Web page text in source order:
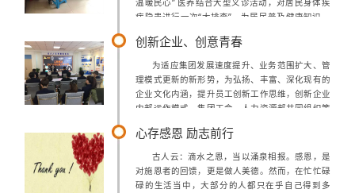
温暖民心” 医养结合大型义诊活动，对居民身体疾
病隐患进行一次“大排查”，为居民普及健康知识。
直秉承着“惠民、兴业、善政”...
创新企业、创意青春
为适应集团发展速度提升、业务范围扩大、管
理模式更新的新形势，为弘扬、丰富、深化现有的
企业文化内涵，提升员工创新工作思维，创新企业
内部运作模式，集团工会、人力资源部共同组织策
赛得到集团各部门、分公司的积极响应，历时...
心存感恩 励志前行
古人云：滴水之恩，当以涌泉相报。感恩，是
对施恩者的回馈，更是做人美德。然而，在忙忙碌
碌的生活当中，大部分的人都只在乎自己得到多